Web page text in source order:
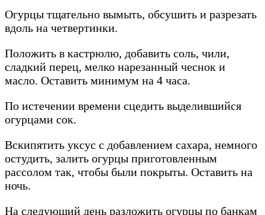
Огурцы тщательно вымыть, обсушить и разрезать
вдоль на четвертинки.
Положить в кастрюлю, добавить соль, чили,
сладкий перец, мелко нарезанный чеснок и
масло. Оставить минимум на 4 часа.
По истечении времени сцедить выделившийся
огурцами сок.
Вскипятить уксус с добавлением сахара, немного
остудить, залить огурцы приготовленным
рассолом так, чтобы были покрыты. Оставить на
ночь.
На следующий день разложить огурцы по банкам